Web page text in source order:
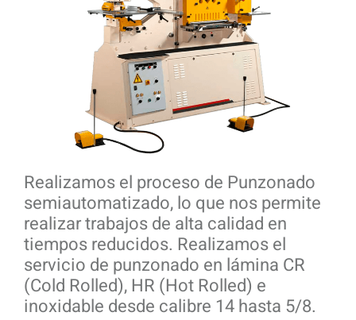
Realizamos el proceso de Punzonado
semiautomatizado, lo que nos permite
realizar trabajos de alta calidad en
tiempos reducidos. Realizamos el
servicio de punzonado en lámina CR
(Cold Rolled), HR (Hot Rolled) e
inoxidable desde calibre 14 hasta 5/8.